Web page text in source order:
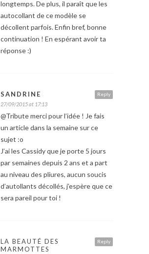
longtemps. De plus, il paraît que les
autocollant de ce modèle se
décollent parfois. Enfin bref, bonne
continuation ! En espérant avoir ta
réponse :)
Reply
SANDRINE
27/09/2015 at 17:13
@Tribute merci pour l’idée ! Je fais
un article dans la semaine sur ce
sujet :o
J’ai les Cassidy que je porte 5 jours
par semaines depuis 2 ans et a part
au niveau des pliures, aucun soucis
d’autollants décollés, j’espère que ce
sera pareil pour toi !
Reply
LA BEAUTÉ DES
MARMOTTES